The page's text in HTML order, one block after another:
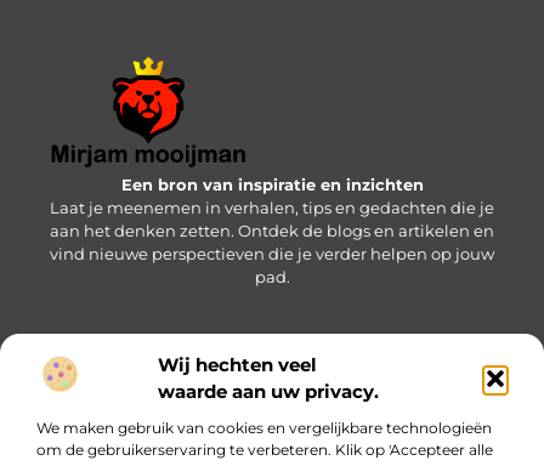
Wij hechten veel
waarde aan uw privacy.
We maken gebruik van cookies en vergelijkbare technologieën
om de gebruikerservaring te verbeteren. Klik op 'Accepteer alle
Een bron van inspiratie en inzichten
Laat je meenemen in verhalen, tips en gedachten die je
aan het denken zetten. Ontdek de blogs en artikelen en
vind nieuwe perspectieven die je verder helpen op jouw
pad.
Bericht categorie